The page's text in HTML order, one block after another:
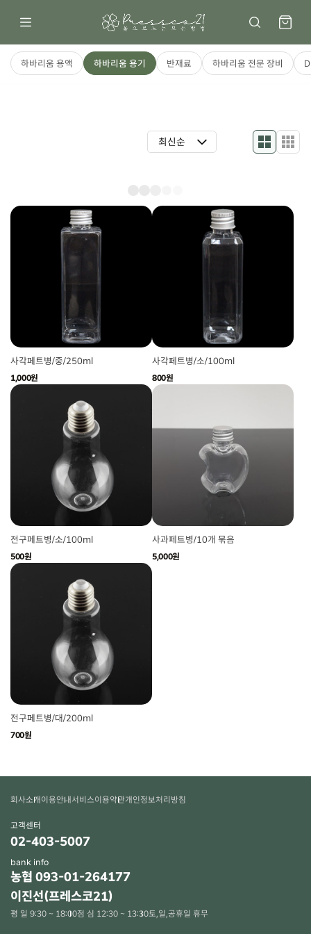
하바리움 용액 하바리움 용기 반재료 하바리움 전문 장비
사각페트병/중/250ml
1,000원
사각페트병/소/100ml
800원
전구페트병/소/100ml
500원
사과페트병/10개 묶음
5,000원
전구페트병/대/200ml
700원
회사소개이용안내서비스이용약관개인정보처리방침
고객센터
02-403-5007
bank info
농협 093-01-264177
이진선(프레스코21)
평 일 9:30 ~ 18:00점 심 12:30 ~ 13:30토,일,공휴일 휴무